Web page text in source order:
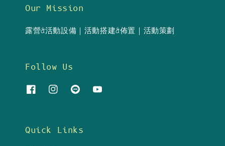
Our Mission
露營&活動設備｜活動搭建&佈置｜活動策劃
Follow Us
Quick Links